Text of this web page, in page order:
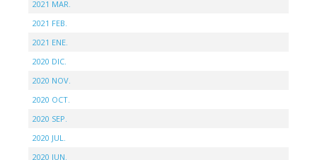
2021 MAR.
2021 FEB.
2021 ENE.
2020 DIC.
2020 NOV.
2020 OCT.
2020 SEP.
2020 JUL.
2020 JUN.